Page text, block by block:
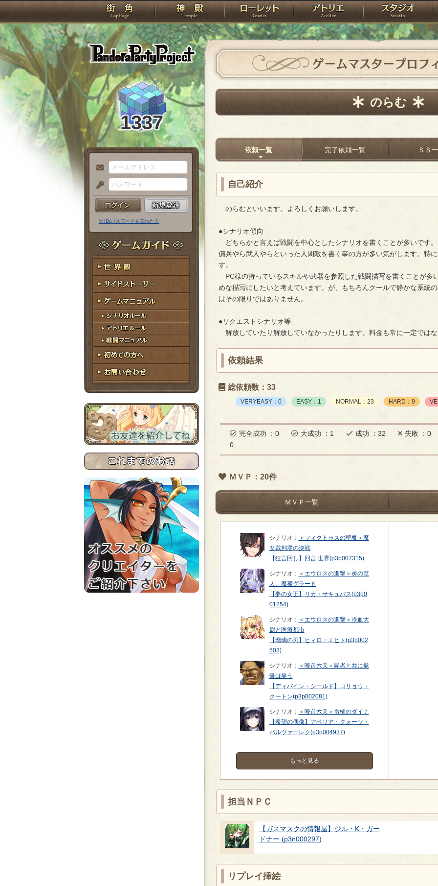
PandoraPartyProject
TOP 神殿 ローレット アトリエ
1337
メ
ー
ル
ア
ド
レ
ス
パ
ス
ー
ド
※ ID/パスワードを忘れた方
ゲームガイド
世界観
サイドストーリー
ゲームマニュアル
シナリオルール
アトリエルール
戦闘マニュアル
初めての方へ
お問い合わせ
ゲームマスタープロフ
のらむ
依頼一覧 完了依頼一覧 ＳＳ
自己紹介
のらむといいます。よろしくお願いします。
●シナリオ傾向
どちらかと言えば戦闘を中心としたシナリオを書くことが多いです
傭兵やら武人やらといった人間敵を書く事の方が多い気がします。特
す。
PC様の持っているスキルや武器を参照した戦闘描写を書くことが多
めな描写にしたいと考えています。が、もちろんクールで静かな系統
はその限りではありません。
●リクエストシナリオ等
解放していたり解放していなかったりします。料金も常に一定では
依頼結果
総依頼数：33
VERYEASY：0 EASY：1 NORMAL：23 HARD：9
完全成功 ：0 大成功 ：1 成功 ：32
失敗 ：0
0
ＭＶＰ：20件
ＭＶＰ一覧
シナリオ： ＜フィクトゥスの聖餐＞魔
女裁判場の決戦
【狂言回し】回言 世界(p3p007315)
シナリオ： ＜エウロスの進撃＞炎の巨
人、魔種グラード
【夢の女王】リカ・サキュバス(p3p0
01254)
シナリオ： ＜エウロスの進撃＞冷血大
尉と医療都市
【瑠璃の刃】ヒィロ＝エヒト(p3p002
503)
シナリオ： ＜咬首六天＞屍者と共に骸
骨は笑う
【ディバイン・シールド】ゴリョウ・
クートン(p3p002081)
シナリオ： ＜咬首六天＞雷槌のダイナ
【希望の偶像】アベリア・クォーツ・
バルツァーレク(p3p004937)
もっと見る
担当ＮＰＣ
【ガスマスクの情報屋】ジル・K・ガー
ドナー (p3n000297)
リプレイ挿絵